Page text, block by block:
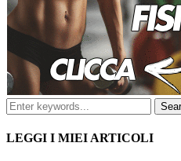
LEGGI I MIEI ARTICOLI